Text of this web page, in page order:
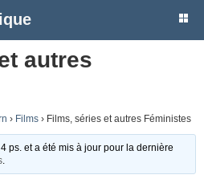
autres
› Films › Films, séries et autres Féministes
ps. et a été mis à jour pour la dernière